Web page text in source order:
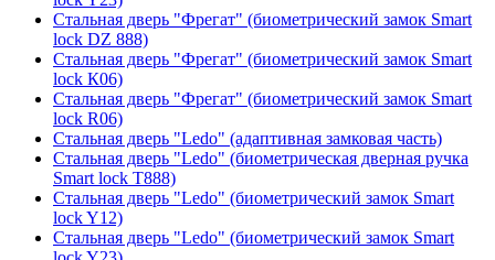
Стальная дверь "Фрегат" (биометрический замок Smart
lock DZ 888)
Стальная дверь "Фрегат" (биометрический замок Smart
lock К06)
Стальная дверь "Фрегат" (биометрический замок Smart
lock R06)
Стальная дверь "Ledo" (адаптивная замковая часть)
Стальная дверь "Ledo" (биометрическая дверная ручка
Smart lock T888)
Стальная дверь "Ledo" (биометрический замок Smart
lock Y12)
Стальная дверь "Ledo" (биометрический замок Smart